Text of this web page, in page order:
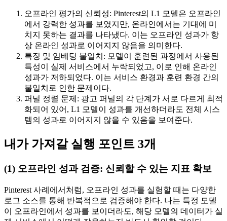
오프라인 평가의 신뢰성: Pinterest의 L1 모델은 오프라인
에서 강력한 성과를 보였지만, 온라인에서는 기대에 미
치지 못하는 결과를 나타냈다. 이는 오프라인 성과가 항
상 온라인 성과로 이어지지 않음을 의미한다.
특징 및 임베딩 불일치: 모델이 훈련된 과정에서 사용된
특성이 실제 서비스에서 누락되었고, 이로 인해 온라인
성과가 저하되었다. 이는 서비스 환경과 훈련 환경 간의
불일치로 인한 문제이다.
퍼널 정렬 문제: 광고 퍼널의 각 단계가 서로 다르게 최적
화되어 있어, L1 모델이 성과를 개선하더라도 전체 시스
템의 성과로 이어지지 않을 수 있음을 보여준다.
내가 가져갈 실행 포인트 3개
(1) 오프라인 성과 검증: 신뢰할 수 있는 지표 확보
Pinterest 사례에서처럼, 오프라인 성과를 실험할 때는 다양한
로그 소스를 통해 반복적으로 검증해야 한다. 나는 특정 모델
이 오프라인에서 성과를 보이더라도, 해당 모델의 데이터가 실